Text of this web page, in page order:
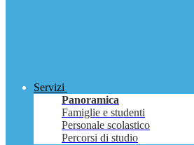
Servizi
Panoramica
Famiglie e studenti
Personale scolastico
Percorsi di studio